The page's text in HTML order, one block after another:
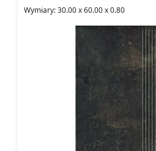
Wymiary: 30.00 x 60.00 x 0.80